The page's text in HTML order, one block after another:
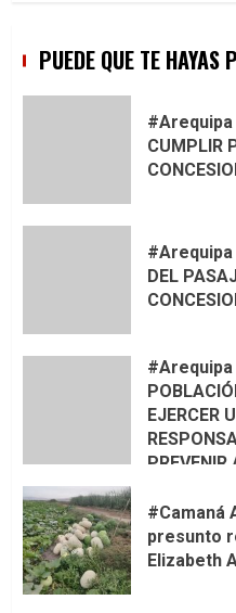
PUEDE QUE TE HAYAS
#Arequipa
CUMPLIR
#Arequipa
DEL
#Arequipa
EJERCER
PREVENIR
#Camaná
presunto
Elizabeth